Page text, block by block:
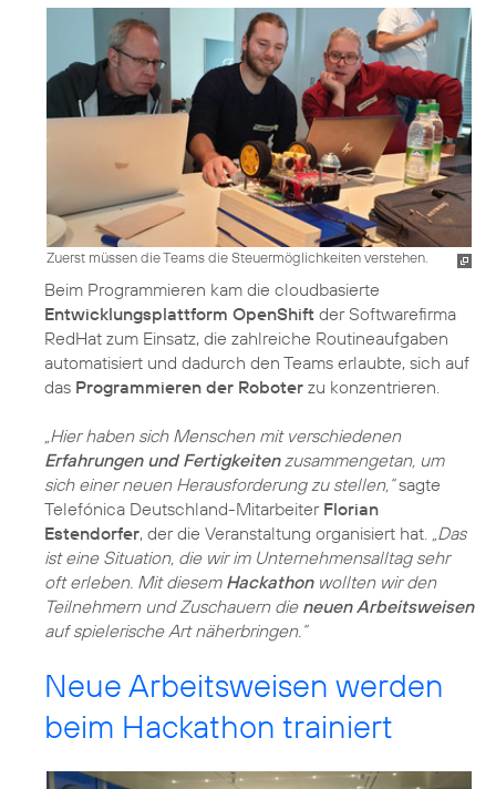
Zuerst müssen die Teams die Steuermöglichkeiten verstehen.
Beim Programmieren kam die cloudbasierte
Entwicklungsplattform OpenShift der Softwarefirma
RedHat zum Einsatz, die zahlreiche Routineaufgaben
automatisiert und dadurch den Teams erlaubte, sich auf
das Programmieren der Roboter zu konzentrieren.
„Hier haben sich Menschen mit verschiedenen
Erfahrungen und Fertigkeitenzusammengetan, um
sich einer neuen Herausforderung zu stellen,“sagte
Telefónica Deutschland-Mitarbeiter Florian
Estendorfer, der die Veranstaltung organisiert hat. „Das
ist eine Situation, die wir im Unternehmensalltag sehr
oft erleben. Mit diesem Hackathonwollten wir den
Teilnehmern und Zuschauern die neuen Arbeitsweisen
auf spielerische Art näherbringen.“
Neue Arbeitsweisen werden
beim Hackathon trainiert